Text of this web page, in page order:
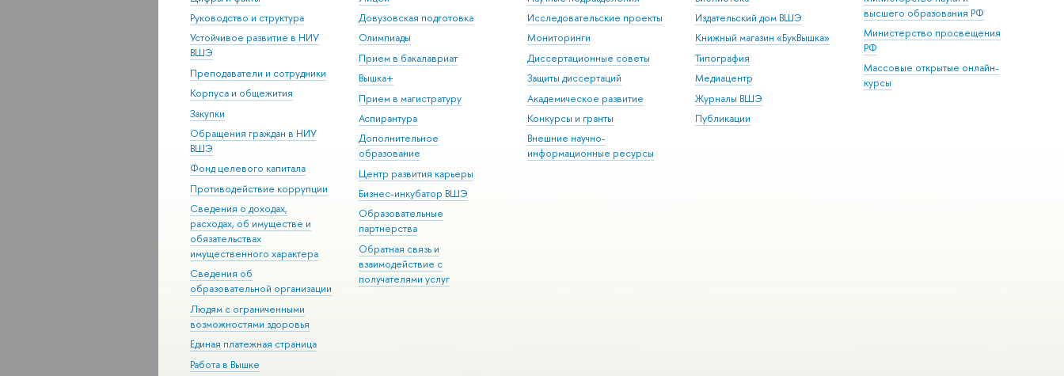
Руководство и структура
Устойчивое развитие в НИУ
ВШЭ
Преподаватели и сотрудники
Корпуса и общежития
Закупки
Обращения граждан в НИУ
ВШЭ
Фонд целевого капитала
Противодействие коррупции
Сведения о доходах,
расходах, об имуществе и
обязательствах
имущественного характера
Сведения об
образовательной организации
Людям с ограниченными
возможностями здоровья
Единая платежная страница
Работа в Вышке
Довузовская подготовка
Олимпиады
Прием в бакалавриат
Вышка+
Прием в магистратуру
Аспирантура
Дополнительное
образование
Центр развития карьеры
Бизнес-инкубатор ВШЭ
Образовательные
партнерства
Обратная связь и
взаимодействие с
получателями услуг
Исследовательские проекты
Мониторинги
Диссертационные советы
Защиты диссертаций
Академическое развитие
Конкурсы и гранты
Внешние научно-
информационные ресурсы
Издательский дом ВШЭ
Книжный магазин «БукВышка»
Типография
Медиацентр
Журналы ВШЭ
Публикации
высшего образования РФ
Министерство просвещения
РФ
Массовые открытые онлайн-
курсы